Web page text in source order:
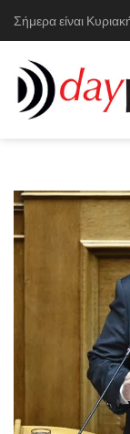
Σήμερα είναι